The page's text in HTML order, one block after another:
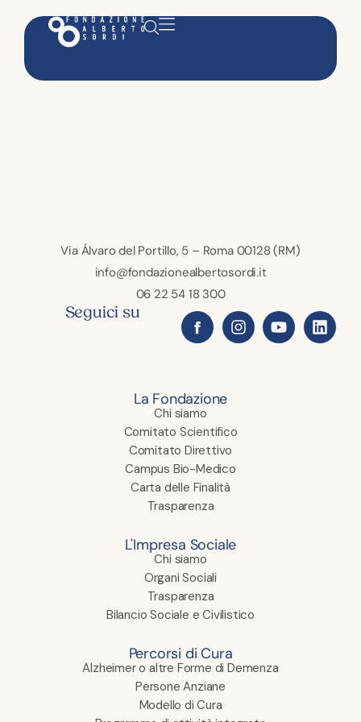
Via Álvaro del Portillo, 5 – Roma 00128 (RM)
info@fondazionealbertosordi.it
06 22 54 18 300
Seguici su
La Fondazione
Chi siamo
Comitato Scientifico
Comitato Direttivo
Campus Bio-Medico
Carta delle Finalità
Trasparenza
L'Impresa Sociale
Chi siamo
Organi Sociali
Trasparenza
Bilancio Sociale e Civilistico
Percorsi di Cura
Alzheimer o altre Forme di Demenza
Persone Anziane
Modello di Cura